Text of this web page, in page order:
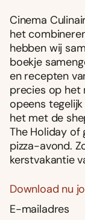
Cinema
het
hebben wij
boekje
en recepten
precies op het
opeens
het met de
The Holiday of
pizza-avond.
kerstvakantie
Download nu
E-mailadres